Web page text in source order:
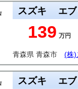
スズキ エ
139 万円
青森県 青森市 (株)
スズキ エ